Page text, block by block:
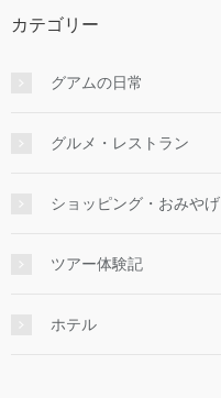
カテゴリー
グアムの日常
グルメ・レストラン
ショッピング・おみやげ
ツアー体験記
ホテル